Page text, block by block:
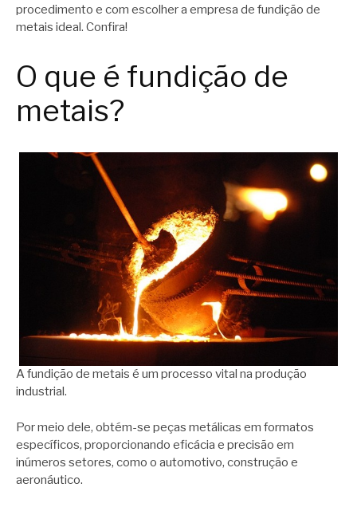
procedimento e com escolher a empresa de fundição de
metais ideal. Confira!
O que é fundição de
metais?
A fundição de metais é um processo vital na produção
industrial.
Por meio dele, obtém-se peças metálicas em formatos
específicos, proporcionando eficácia e precisão em
inúmeros setores, como o automotivo, construção e
aeronáutico.